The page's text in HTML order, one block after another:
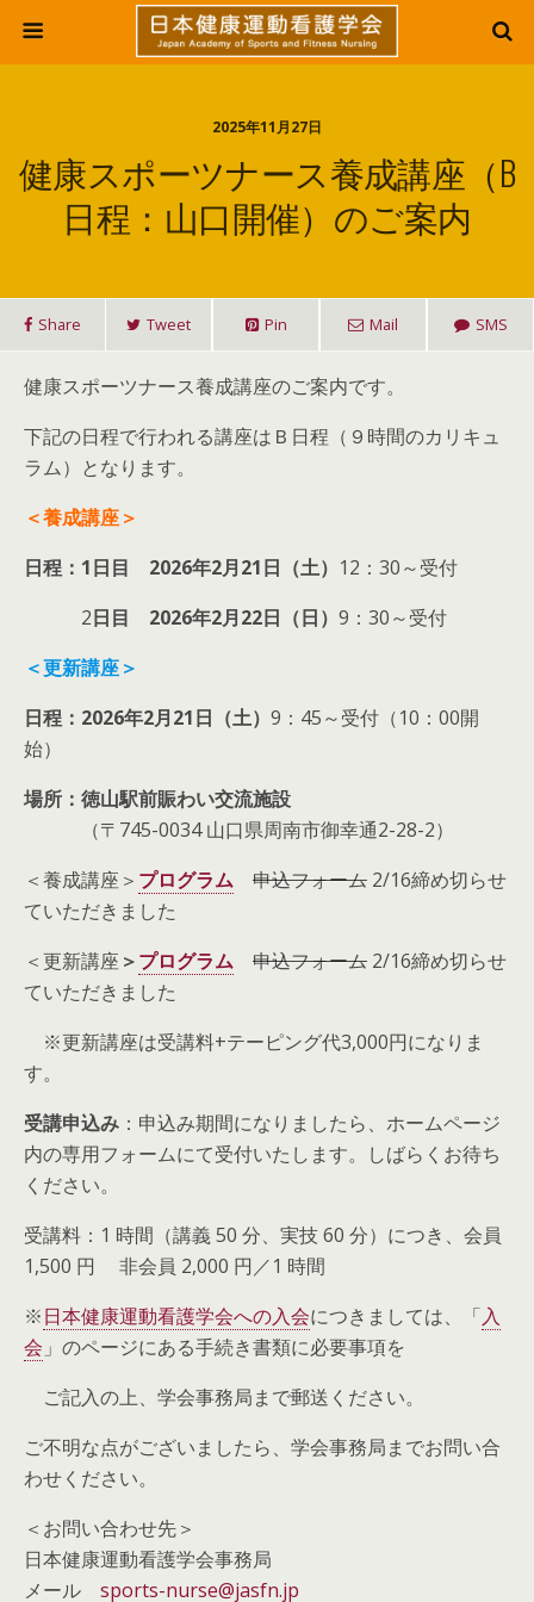
2025年11月27日
健康スポーツナース養成講座（B
日程：山口開催）のご案内
Share Tweet Pin Mail SMS
健康スポーツナース養成講座のご案内です。
下記の日程で行われる講座はＢ日程（９時間のカリキュ
ラム）となります。
＜養成講座＞
日程：1日目 2026年2月21日（土） 12：30～受付
2日目 2026年2月22日（日） 9：30～受付
＜更新講座＞
日程：2026年2月21日（土） 9：45～受付（10：00開
始）
場所：徳山駅前賑わい交流施設
（〒745-0034 山口県周南市御幸通2-28-2）
＜養成講座＞ プログラム 申込フォーム 2/16締め切らせ
ていただきました
＜更新講座 ＞プログラム 申込フォーム 2/16締め切らせ
ていただきました
※更新講座は受講料+テーピング代3,000円になりま
す。
受講申込み ：申込み期間になりましたら、ホームページ
内の専用フォームにて受付いたします。しばらくお待ち
ください。
受講料：1 時間（講義 50 分、実技 60 分）につき、会員
1,500 円 非会員 2,000 円／1 時間
※日本健康運動看護学会への入会につきましては、「入
会 」のページにある手続き書類に必要事項を
ご記入の上、学会事務局まで郵送ください。
ご不明な点がございましたら、学会事務局までお問い合
わせください。
＜お問い合わせ先＞
日本健康運動看護学会事務局
メール sports-nurse@jasfn.jp